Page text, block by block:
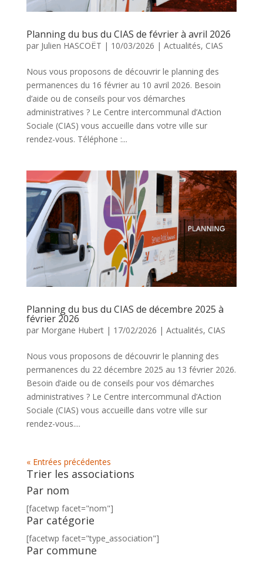
Planning du bus du CIAS de février à avril 2026
par Julien HASCOËT | 10/03/2026 | Actualités, CIAS
Nous vous proposons de découvrir le planning des
permanences du 16 février au 10 avril 2026. Besoin
d’aide ou de conseils pour vos démarches
administratives ? Le Centre intercommunal d’Action
Sociale (CIAS) vous accueille dans votre ville sur
rendez-vous. Téléphone :...
Planning du bus du CIAS de décembre 2025 à
février 2026
par Morgane Hubert| 17/02/2026 | Actualités, CIAS
Nous vous proposons de découvrir le planning des
permanences du 22 décembre 2025 au 13 février 2026.
Besoin d’aide ou de conseils pour vos démarches
administratives ? Le Centre intercommunal d’Action
Sociale (CIAS) vous accueille dans votre ville sur
rendez-vous....
« Entrées précédentes
Trier les associations
Par nom
[facetwp facet="nom"]
Par catégorie
[facetwp facet="type_association"]
Par commune